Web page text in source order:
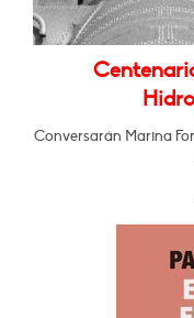
Conversarán Marina